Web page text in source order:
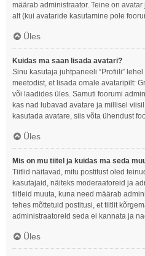
määrab administraator. Teine on
alt (kui avataride kasutamine pole
Üles
Kuidas ma saan lisada avatari?
Sinu kasutaja juhtpaneeli “Profiili”
meetodist, et lisada omale avataripilt:
või laadides üles. Samuti foorumi
kas nad lubavad avatare ja millisel
kasutada avatare, siis võta ühendust
Üles
Mis on mu tiitel ja kuidas ma seda
Tiitlid näitavad, mitu postitust oled
kasutajaid, näiteks moderaatoreid ja
tiitleid muuta, kuna need määrab
tehes mõttetuid postitusi, et tiitlit
administraatoreid seda ei kannata ja
Üles